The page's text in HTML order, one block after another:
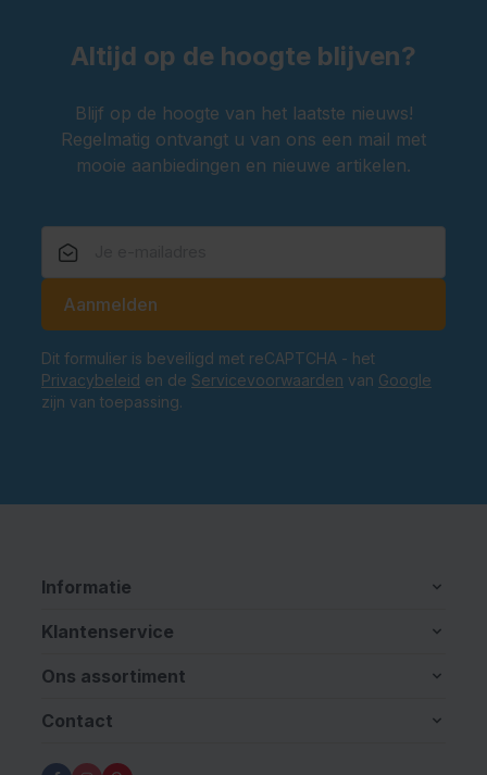
Altijd op de hoogte blijven?
Blijf op de hoogte van het laatste nieuws!
Regelmatig ontvangt u van ons een mail met
mooie aanbiedingen en nieuwe artikelen.
Aanmelden
Dit formulier is beveiligd met reCAPTCHA - het
Privacybeleid en de Servicevoorwaarden van Google
zijn van toepassing.
Informatie
Klantenservice
Ons assortiment
Contact